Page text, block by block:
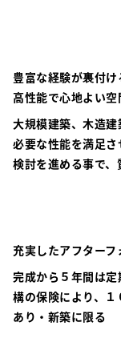
豊富な経験が裏付け
高性能で心地よい空
大規模建築、木造
必要な性能を満足
検討を進める事で、
充実したアフターフ
完成から５年間は
構の保険により、
あり・新築に限る